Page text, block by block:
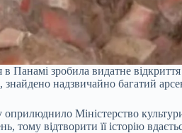
в Панамі зробила видатне
знайдено надзвичайно багатий
Міністерство
тому відтворити її історію